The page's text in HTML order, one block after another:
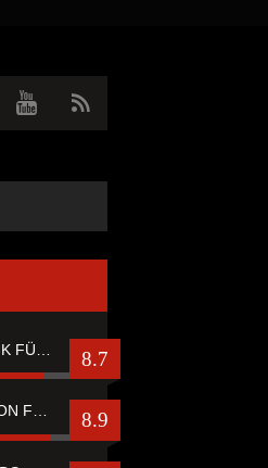
8.7
REVIEW: „RESURGENCE“ VON FUTURE PALACE 8.9